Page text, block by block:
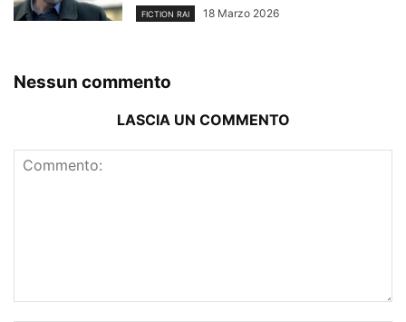
FICTION RAI 18 Marzo 2026
Nessun commento
LASCIA UN COMMENTO